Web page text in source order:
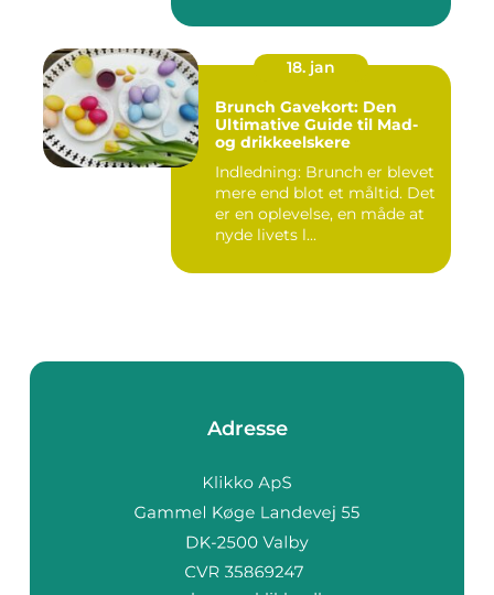
18. jan
Brunch Gavekort: Den
Ultimative Guide til Mad-
og drikkeelskere
Indledning: Brunch er blevet
mere end blot et måltid. Det
er en oplevelse, en måde at
nyde livets l...
Adresse